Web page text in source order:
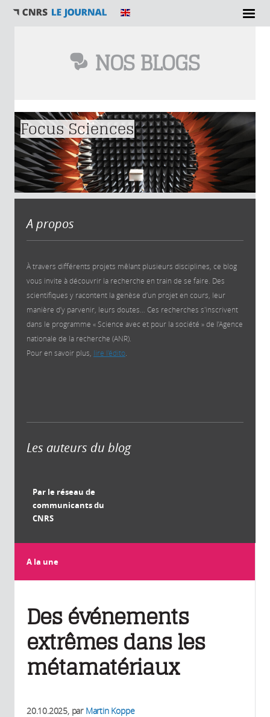
NOS BLOGS
Vous êtes ici
Focus Sciences
A propos
À travers différents projets mêlant plusieurs disciplines, ce blog
vous invite à découvrir la recherche en train de se faire. Des
scientifiques y racontent la genèse d’un projet en cours, leur
manière d’y parvenir, leurs doutes… Ces recherches s'inscrivent
dans le programme « Science avec et pour la société » de l’Agence
nationale de la recherche (ANR).
Pour en savoir plus, lire l'édito
Les auteurs du blog
Par le réseau de
communicants du
CNRS
A la une
Des événements
extrêmes dans les
métamatériaux
20.10.2025, par Martin Koppe